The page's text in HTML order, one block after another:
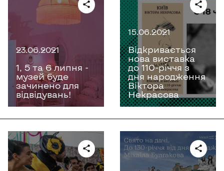
23.06.2021
1, 5 та 6 липня -
музей буде
зачинено для
відвідувань!
15.06.2021
Відкривається
нова виставка
до 110-річчя з
дня народження
Віктора
Некрасова